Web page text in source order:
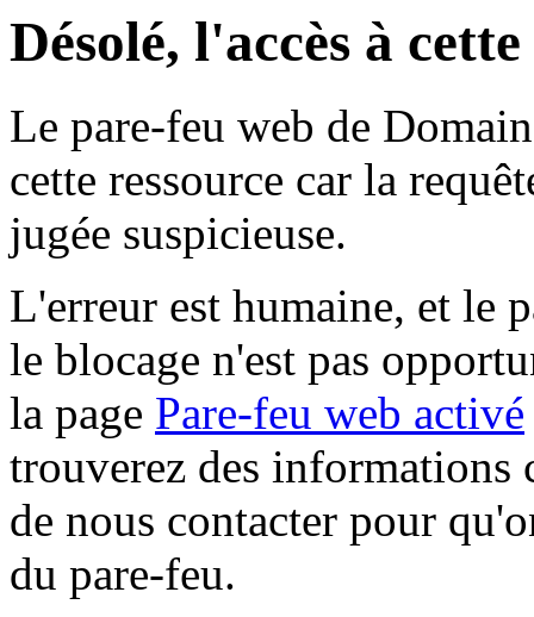
Désolé, l'accès à
Le pare-feu web de
cette ressource car la
jugée suspicieuse.
L'erreur est humaine, et le
le blocage n'est pas
la page Pare-feu web activé
trouverez des informations
de nous contacter pour
du pare-feu.